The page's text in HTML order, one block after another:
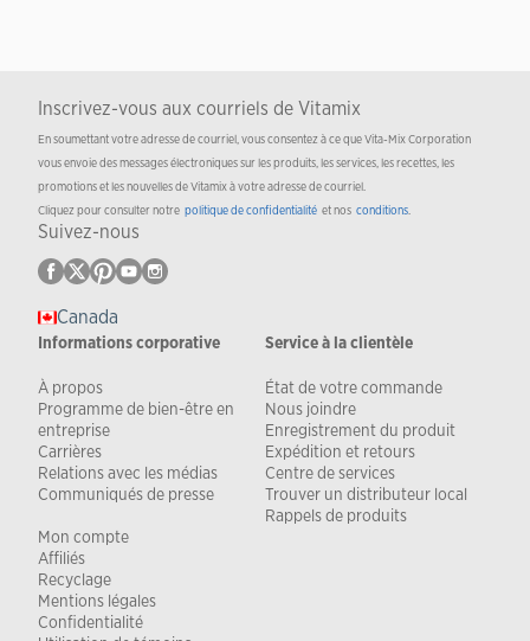
Inscrivez-vous aux courriels de Vitamix
En soumettant votre adresse de courriel, vous consentez à ce que Vita-Mix Corporation
vous envoie des messages électroniques sur les produits, les services, les recettes, les
promotions et les nouvelles de Vitamix à votre adresse de courriel.
Cliquez pour consulter notre politique de confidentialité et nos conditions.
Suivez-nous
Canada
Informations corporative
À propos
Programme de bien-être en
entreprise
Carrières
Relations avec les médias
Communiqués de presse
Service à la clientèle
État de votre commande
Nous joindre
Enregistrement du produit
Expédition et retours
Centre de services
Trouver un distributeur local
Rappels de produits
Mon compte
Affiliés
Recyclage
Mentions légales
Confidentialité